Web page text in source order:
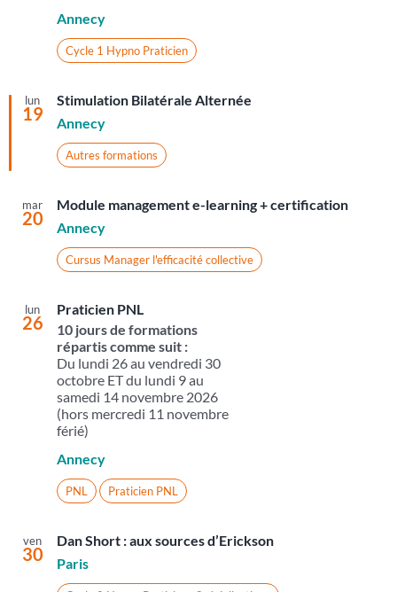
Annecy
Cycle 1 Hypno Praticien
lun
19
Stimulation Bilatérale Alternée
Annecy
Autres formations
mar
20
Module management e-learning + certification
Annecy
Cursus Manager l'efficacité collective
lun
26
Praticien PNL
10 jours de formations
répartis comme suit :
Du lundi 26 au vendredi 30
octobre ET du lundi 9 au
samedi 14 novembre 2026
(hors mercredi 11 novembre
férié)
Annecy
PNL Praticien PNL
ven
30
Dan Short : aux sources d’Erickson
Paris